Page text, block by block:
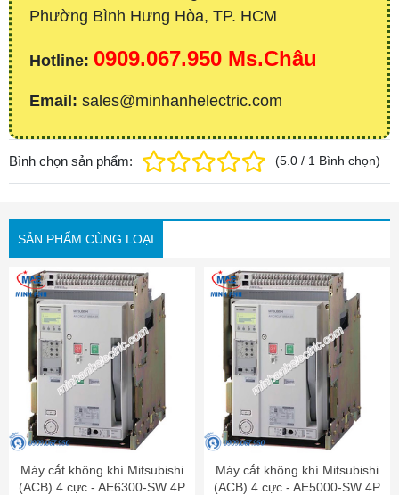
Phường Bình Hưng Hòa, TP. HCM
Hotline: 0909.067.950 Ms.Châu
Email: sales@minhanhelectric.com
Bình chọn sản phẩm: (5.0 / 1 Bình chọn)
SẢN PHẨM CÙNG LOẠI
Máy cắt không khí Mitsubishi
(ACB) 4 cực - AE6300-SW 4P
Máy cắt không khí Mitsubishi
(ACB) 4 cực - AE5000-SW 4P